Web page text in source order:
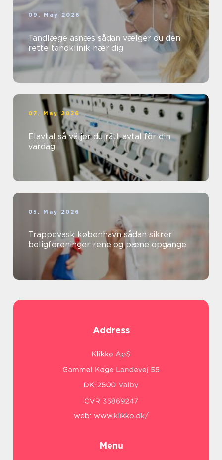
09. May 2026
Tandlæge asnæs sådan vælger du den
rette tandklinik nær dig
07. May 2026
Elavtal så väljer du rätt avtal för din
vardag
05. May 2026
Trappevask københavn sådan sikrer
boligforeninger rene og pæne opgange
Address
web: www.klikko.dk/
Menu